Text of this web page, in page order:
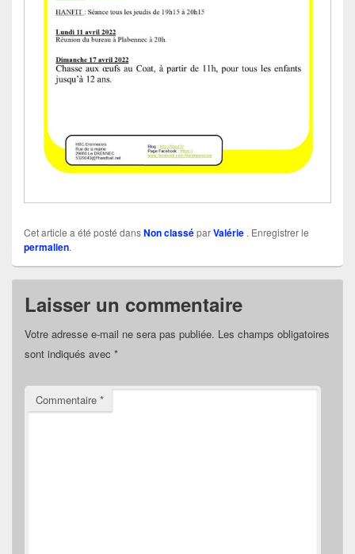
Cet article a été posté dansNon classéparValérie . Enregistrer le
permalien.
Laisser un commentaire
Votre adresse e-mail ne sera pas publiée. Les champs obligatoires
sont indiqués avec *
Commentaire *